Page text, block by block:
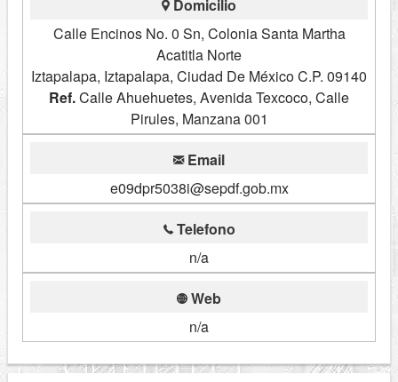
Domicilio
Calle Encinos No. 0 Sn, Colonia Santa Martha
Acatitla Norte
Iztapalapa, Iztapalapa, Ciudad De México C.P. 09140
Ref.Calle Ahuehuetes, Avenida Texcoco, Calle
Pirules, Manzana 001
Email
e09dpr5038i@sepdf.gob.mx
Telefono
n/a
Web
n/a